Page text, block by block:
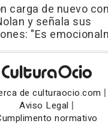
carga de nuevo
y señala sus
"Es
de culturaocio.com |
Aviso Legal |
normativo